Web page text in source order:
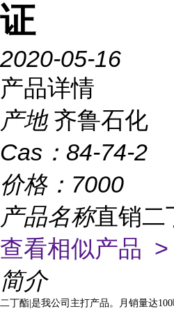
证
2020-05-16
产品详情
产地 齐鲁石化
Cas： 84-74-2
价格： 7000
产品名称直销二
查看相似产品 >
简介
二丁酯|是我公司主打产品。月销量达